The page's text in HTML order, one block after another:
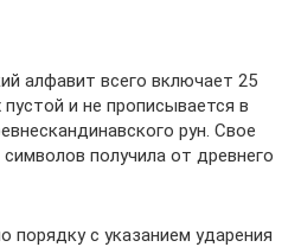
алфавит всего включает 25
и не прописывается в
рун. Свое
получила от древнего
порядку с указанием ударения